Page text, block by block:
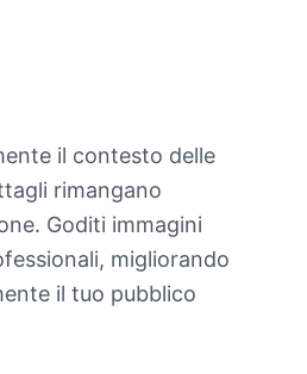
il contesto delle
rimangano
Goditi immagini
migliorando
il tuo pubblico